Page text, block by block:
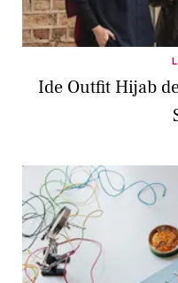
Ide Outfit Hijab